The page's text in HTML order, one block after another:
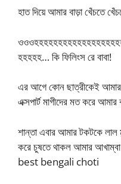
হাত দিয়ে আমার বাড়া খেঁচতে
হহহহহ… কি ফিলিংস রে বাবা!
এর আগে কোন ছাত্রীকেই আমার
এক্সপার্ট মাগীদের মত করে
শান্তা এবার আমার টকটকে লাল
করে চুষতে থাকল আমার
best bengali choti